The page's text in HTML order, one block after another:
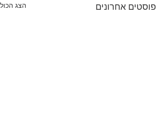
פוסטים אחרונים הצג הכול